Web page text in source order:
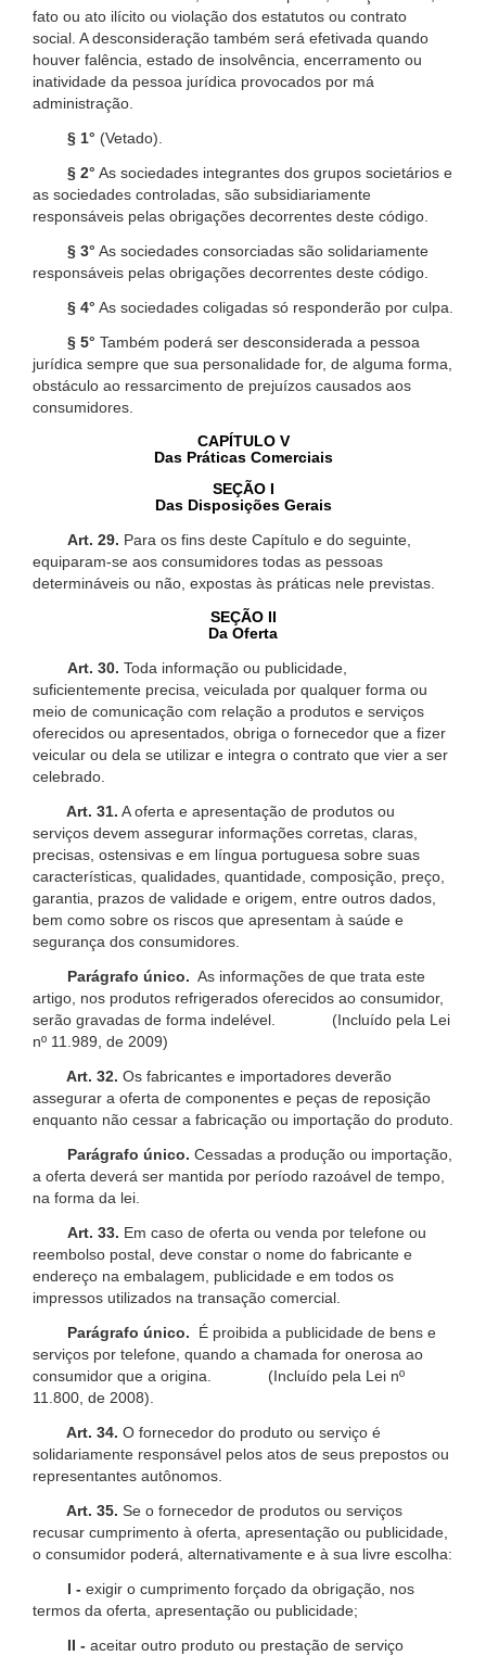
fato ou ato ilícito ou violação dos estatutos ou contrato
social. A desconsideração também será efetivada quando
houver falência, estado de insolvência, encerramento ou
inatividade da pessoa jurídica provocados por má
administração.
§ 1° (Vetado).
§ 2° As sociedades integrantes dos grupos societários e
as sociedades controladas, são subsidiariamente
responsáveis pelas obrigações decorrentes deste código.
§ 3° As sociedades consorciadas são solidariamente
responsáveis pelas obrigações decorrentes deste código.
§ 4° As sociedades coligadas só responderão por culpa.
§ 5° Também poderá ser desconsiderada a pessoa
jurídica sempre que sua personalidade for, de alguma forma,
obstáculo ao ressarcimento de prejuízos causados aos
consumidores.
CAPÍTULO V
Das Práticas Comerciais
SEÇÃO I
Das Disposições Gerais
Art. 29. Para os fins deste Capítulo e do seguinte,
equiparam-se aos consumidores todas as pessoas
determináveis ou não, expostas às práticas nele previstas.
SEÇÃO II
Da Oferta
Art. 30. Toda informação ou publicidade,
suficientemente precisa, veiculada por qualquer forma ou
meio de comunicação com relação a produtos e serviços
oferecidos ou apresentados, obriga o fornecedor que a fizer
veicular ou dela se utilizar e integra o contrato que vier a ser
celebrado.
Art. 31. A oferta e apresentação de produtos ou
serviços devem assegurar informações corretas, claras,
precisas, ostensivas e em língua portuguesa sobre suas
características, qualidades, quantidade, composição, preço,
garantia, prazos de validade e origem, entre outros dados,
bem como sobre os riscos que apresentam à saúde e
segurança dos consumidores.
Parágrafo único. As informações de que trata este
artigo, nos produtos refrigerados oferecidos ao consumidor,
serão gravadas de forma indelével. (Incluído pela Lei
nº 11.989, de 2009)
Art. 32. Os fabricantes e importadores deverão
assegurar a oferta de componentes e peças de reposição
enquanto não cessar a fabricação ou importação do produto.
Parágrafo único. Cessadas a produção ou importação,
a oferta deverá ser mantida por período razoável de tempo,
na forma da lei.
Art. 33. Em caso de oferta ou venda por telefone ou
reembolso postal, deve constar o nome do fabricante e
endereço na embalagem, publicidade e em todos os
impressos utilizados na transação comercial.
Parágrafo único.
É proibida a publicidade de bens e
serviços por telefone, quando a chamada for onerosa ao
consumidor que a origina. (Incluído pela Lei nº
11.800, de 2008).
Art. 34. O fornecedor do produto ou serviço é
solidariamente responsável pelos atos de seus prepostos ou
representantes autônomos.
Art. 35. Se o fornecedor de produtos ou serviços
recusar cumprimento à oferta, apresentação ou publicidade,
o consumidor poderá, alternativamente e à sua livre escolha:
I - exigir o cumprimento forçado da obrigação, nos
termos da oferta, apresentação ou publicidade;
II - aceitar outro produto ou prestação de serviço